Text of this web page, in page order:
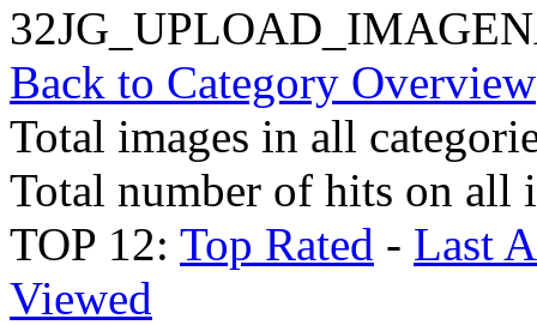
Back to Category Overview
Total images in all
Total number of hits on all
TOP 12: Top Rated - Last
Viewed